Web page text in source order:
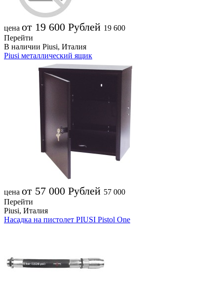
цена от 19 600 Рублей 19 600
Перейти
В наличии Piusi, Италия
Piusi металлический ящик
цена от 57 000 Рублей 57 000
Перейти
Piusi, Италия
Насадка на пистолет PIUSI Pistol One